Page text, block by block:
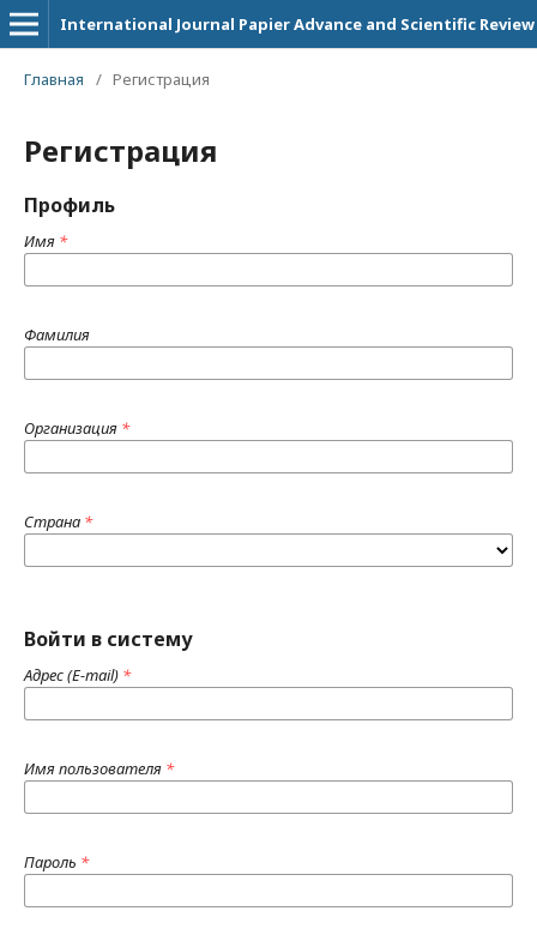
International Journal Papier Advance and Scientific Review
Главная / Регистрация
Регистрация
Профиль
Имя *
Фамилия
Организация *
Страна *
Войти в систему
Адрес (E-mail) *
Имя пользователя *
Пароль *